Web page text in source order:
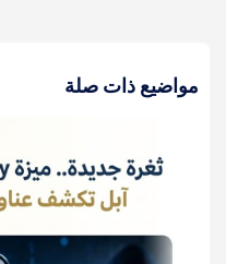
مواضيع ذات صلة